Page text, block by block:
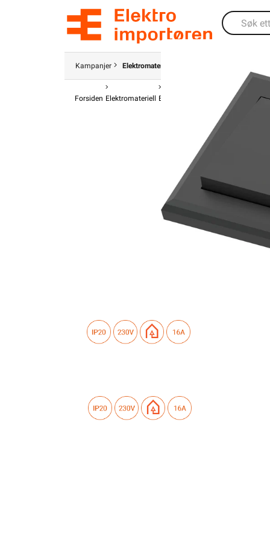
Kampanjer Elektromateriell
Forsiden Elektromateriell Bryter